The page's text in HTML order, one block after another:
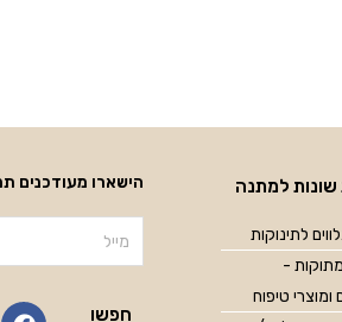
שונות למתנה
לתינוקות
-
ומוצרי טיפוח
הישארו מעודכנים
חפשו